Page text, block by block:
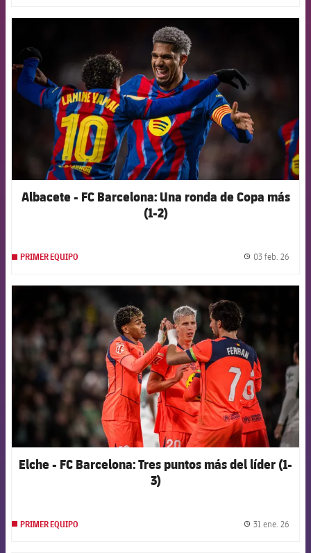
FCB Barcelona badge
Albacete - FC Barcelona: Una ronda de Copa más
(1-2)
PRIMER EQUIPO 03 feb. 26
FCB Barcelona badge
Elche - FC Barcelona: Tres puntos más del líder (1-
3)
PRIMER EQUIPO 31 ene. 26